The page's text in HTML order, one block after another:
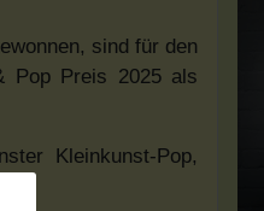
sind für den
Pop Preis 2025 als
Kleinkunst-Pop,